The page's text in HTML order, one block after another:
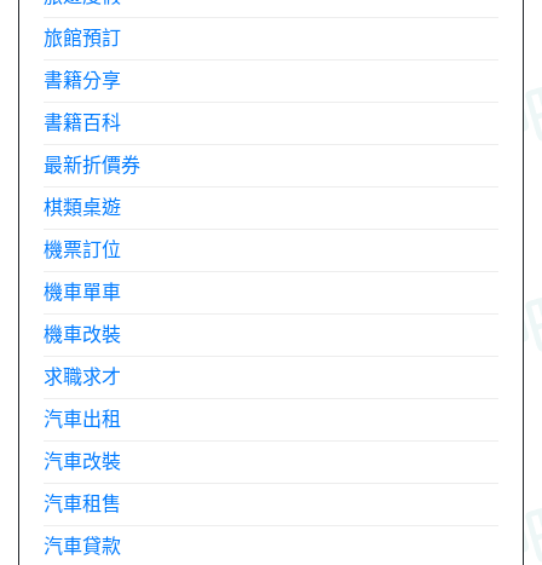
旅館預訂
書籍分享
書籍百科
最新折價券
棋類桌遊
機票訂位
機車單車
機車改裝
求職求才
汽車出租
汽車改裝
汽車租售
汽車貸款